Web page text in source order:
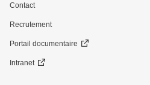
Contact
Recrutement
Portail documentaire
Intranet